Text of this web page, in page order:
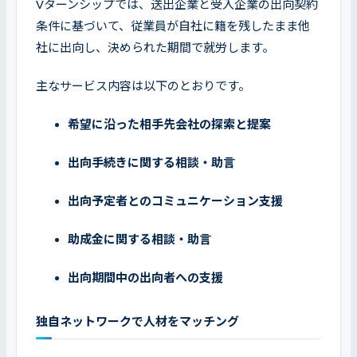
Vターンシップでは、送出企業と受入企業の出向契約
条件に基づいて、従業員が自社に籍を残したまま他
社に出向し、決められた期間で就労します。
主なサービス内容は以下のとおりです。
希望に沿った相手先会社の探索と提案
出向手続きに関する相談・助言
出向予定者とのコミュニケーション支援
助成金に関する相談・助言
出向期間中の出向者への支援
独自ネットワークで人材をマッチング